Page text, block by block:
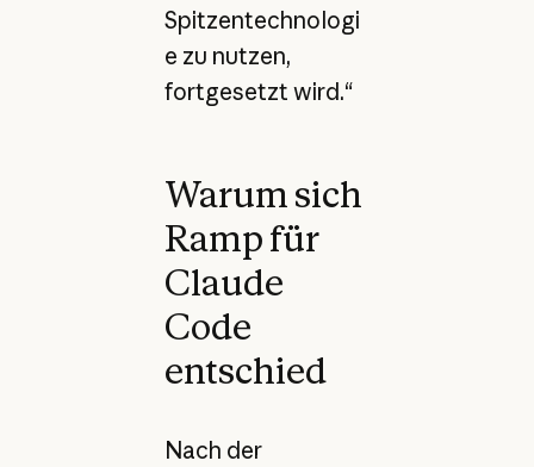
Spitzentechnologi
e zu nutzen,
fortgesetzt wird.“
Warum sich
Ramp für
Claude
Code
entschied
Nach der